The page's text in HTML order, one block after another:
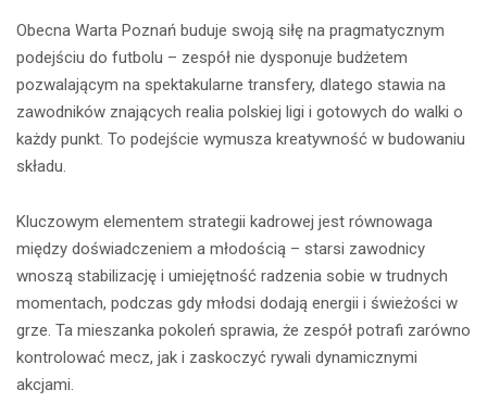
Obecna Warta Poznań buduje swoją siłę na pragmatycznym
podejściu do futbolu – zespół nie dysponuje budżetem
pozwalającym na spektakularne transfery, dlatego stawia na
zawodników znających realia polskiej ligi i gotowych do walki o
każdy punkt. To podejście wymusza kreatywność w budowaniu
składu.
Kluczowym elementem strategii kadrowej jest równowaga
między doświadczeniem a młodością – starsi zawodnicy
wnoszą stabilizację i umiejętność radzenia sobie w trudnych
momentach, podczas gdy młodsi dodają energii i świeżości w
grze. Ta mieszanka pokoleń sprawia, że zespół potrafi zarówno
kontrolować mecz, jak i zaskoczyć rywali dynamicznymi
akcjami.